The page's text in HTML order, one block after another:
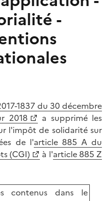
-
1837 du 30 décembre
2018
a supprimé les
l'impôt de solidarité sur
de l'article 885 A du
(CGI)
à l'article 885 Z
contenus dans le